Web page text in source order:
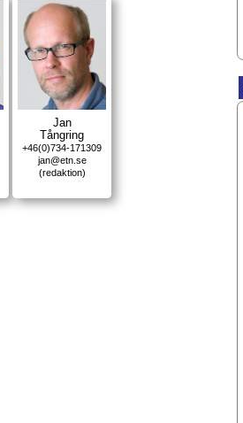
Jan
Tångring
+46(0)734-171309
jan@etn.se
(redaktion)